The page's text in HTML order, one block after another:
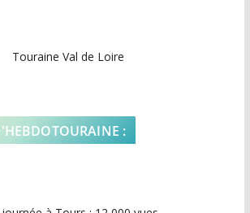
Touraine Val de Loire
: